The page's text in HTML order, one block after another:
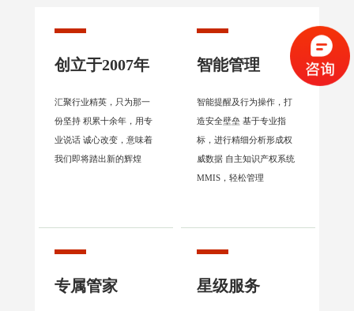
创立于2007年
汇聚行业精英，只为那一
份坚持 积累十余年，用专
业说话 诚心改变，意味着
我们即将踏出新的辉煌
智能管理
智能提醒及行为操作，打
造安全壁垒 基于专业指
标，进行精细分析形成权
威数据 自主知识产权系统
MMIS，轻松管理
专属管家 星级服务